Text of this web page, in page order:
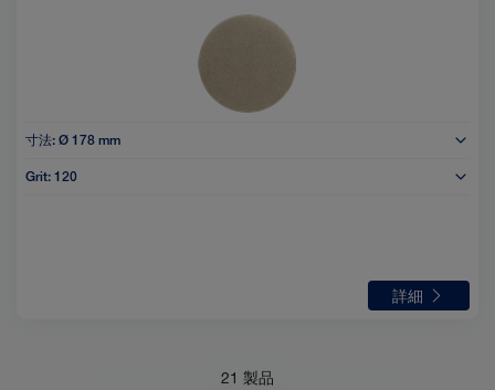
寸法: Ø 178 mm
Grit: 120
詳細
21 製品